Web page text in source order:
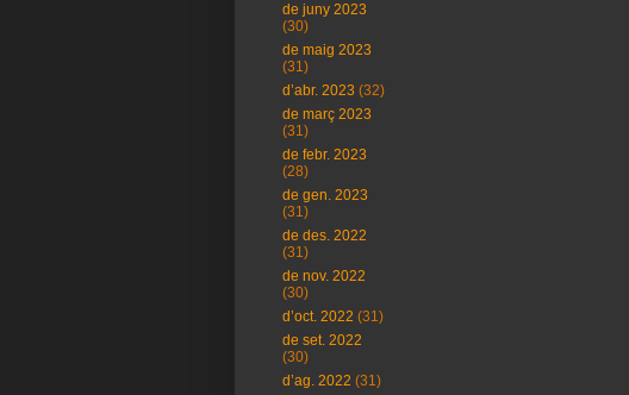
de juny 2023
(30)
de maig 2023
(31)
d’abr. 2023 (32)
de març 2023
(31)
de febr. 2023
(28)
de gen. 2023
(31)
de des. 2022
(31)
de nov. 2022
(30)
d’oct. 2022 (31)
de set. 2022
(30)
d’ag. 2022 (31)